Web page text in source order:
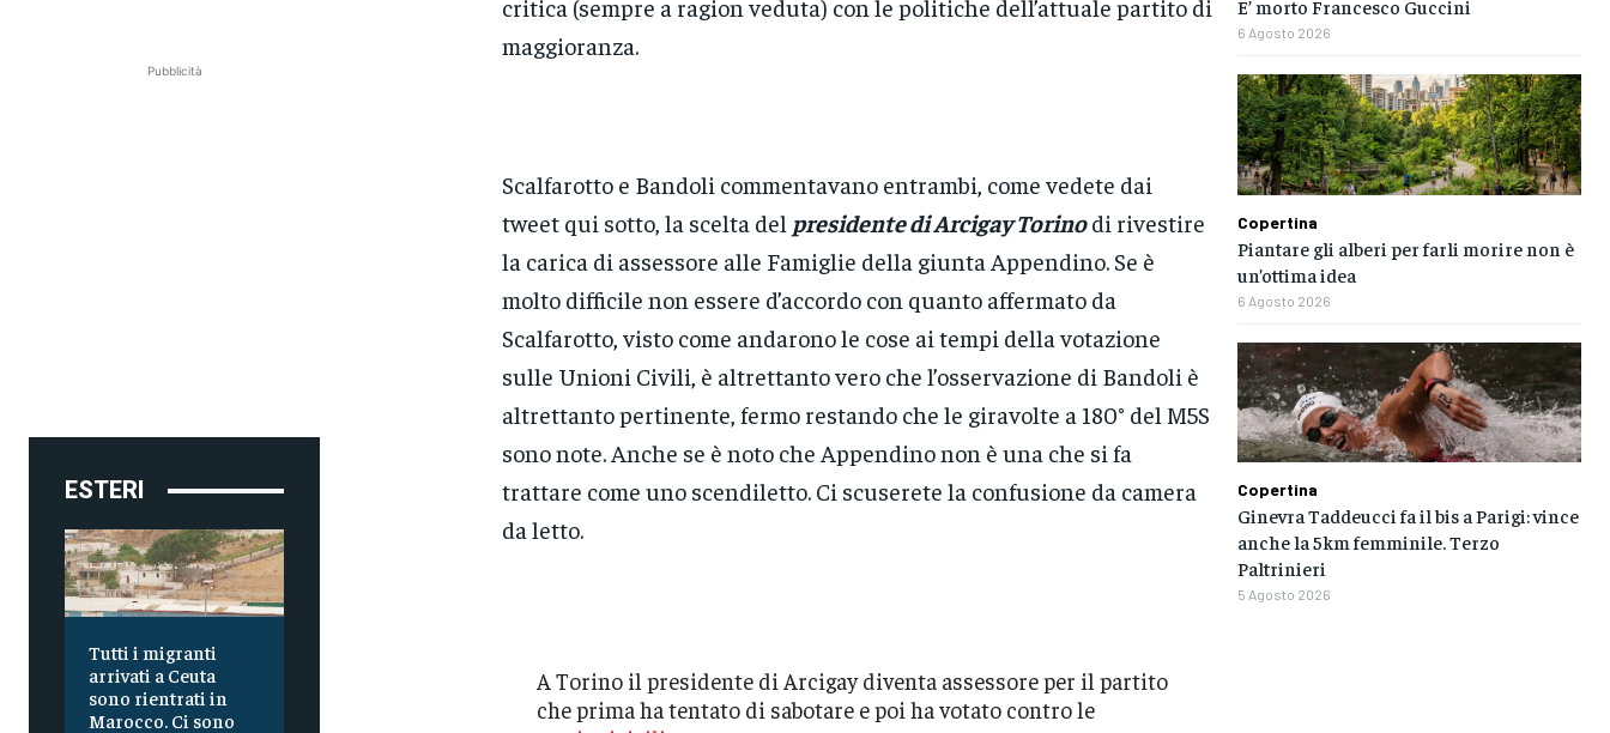
Pubblicità
ESTERI
Tutti i migranti
arrivati a Ceuta
sono rientrati in
Marocco. Ci sono
critica (sempre a ragion veduta) con le politiche dell’attuale partito di
maggioranza.
Scalfarotto e Bandoli commentavano entrambi, come vedete dai
tweet qui sotto, la scelta del presidente di Arcigay Torinodi rivestire
la carica di assessore alle Famiglie della giunta Appendino. Se è
molto difficile non essere d’accordo con quanto affermato da
Scalfarotto, visto come andarono le cose ai tempi della votazione
sulle Unioni Civili, è altrettanto vero che l’osservazione di Bandoli è
altrettanto pertinente, fermo restando che le giravolte a 180° del M5S
sono note. Anche se è noto che Appendino non è una che si fa
trattare come uno scendiletto. Ci scuserete la confusione da camera
da letto.
A Torino il presidente di Arcigay diventa assessore per il partito
che prima ha tentato di sabotare e poi ha votato contro le
E’ morto Francesco Guccini
6 Agosto 2026
Copertina
Piantare gli alberi per farli morire non è
un’ottima idea
6 Agosto 2026
Copertina
Ginevra Taddeucci fa il bis a Parigi: vince
anche la 5km femminile. Terzo
Paltrinieri
5 Agosto 2026